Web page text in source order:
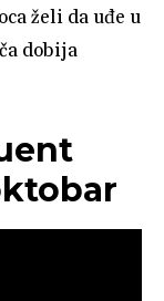
želi da uđe u
dobija